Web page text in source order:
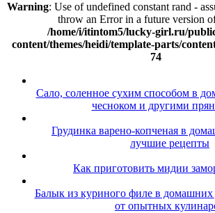
Warning: Use of undefined constant rand -
throw an Error in a future version
/home/i/itintom5/lucky-girl.ru/
content/themes/heidi/template-parts/
74
Сало, соленное сухим способом в
чесноком и другими
Грудинка варено-копченая в
лучшие рецепты
Как приготовить мидии
Балык из куриного филе в домашних
от опытных